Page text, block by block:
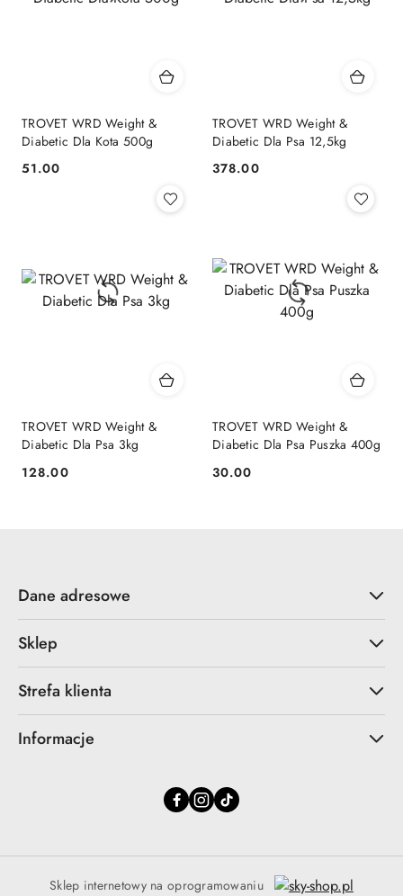
TROVET WRD Weight &
Diabetic Dla Kota 500g
Cena:
51.00
TROVET WRD Weight &
Diabetic Dla Psa 12,5kg
Cena:
378.00
TROVET WRD Weight &
Diabetic Dla Psa 3kg
Cena:
128.00
TROVET WRD Weight &
Diabetic Dla Psa Puszka 400g
Cena:
30.00
Dane adresowe
Sklep
Strefa klienta
Informacje
Sklep internetowy na oprogramowaniu